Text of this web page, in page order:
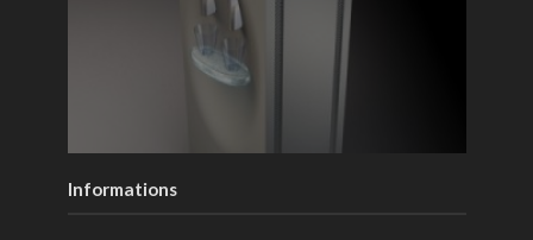
Informations